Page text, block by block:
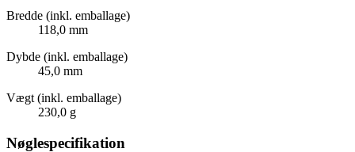
Bredde (inkl. emballage)
118,0 mm
Dybde (inkl. emballage)
45,0 mm
Vægt (inkl. emballage)
230,0 g
Nøglespecifikation